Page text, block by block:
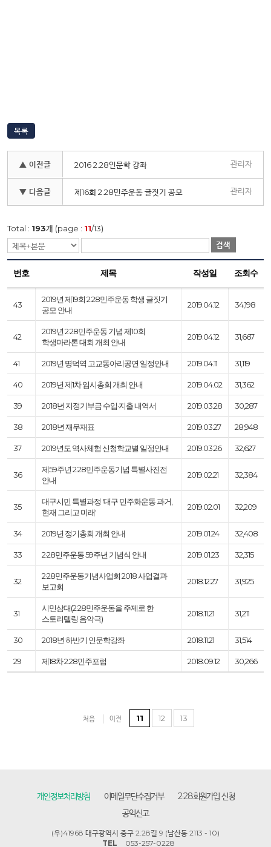
목록
▲ 이전글 2016 2.28인문학 강좌 관리자
▼ 다음글 제16회 2.28민주운동 글짓기 공모 관리자
Total : 193개 (page : 11/13)
검색
번호 제목 작성일 조회수
43
2019년 제19회 2·28민주운동 학생 글짓기
공모 안내
2019.04.12 34,198
42
2019년 2·28민주운동 기념 제10회
학생마라톤 대회 개최 안내
2019.04.12 31,667
41 2019년 명덕역 고교동아리공연 일정안내 2019.04.11 31,119
40 2019년 제1차 임시총회 개최 안내 2019.04.02 31,362
39 2018년 지정기부금 수입·지출 내역서 2019.03.28 30,287
38 2018년 재무재표 2019.03.27 28,948
37 2019년도 역사체험 신청학교별 일정안내 2019.03.26 32,627
36
제59주년 2·28민주운동기념 특별사진전
안내
2019.02.21 32,384
35
대구시민 특별과정 '대구 민주화운동 과거,
현재 그리고 미래'
2019.02.01 32,209
34 2019년 정기총회 개최 안내 2019.01.24 32,408
33 2·28민주운동 59주년 기념식 안내 2019.01.23 32,315
32
2·28 민주운동기념사업회 2018 사업결과
보고회
2018.12.27 31,925
31
시민삼대(2·28민주운동을 주제로 한
스토리텔링 음악극)
2018.11.21 31,211
30 2018년 하반기 인문학강좌 2018.11.21 31,514
29 제18차 2.28민주포럼 2018.09.12 30,266
처음 이전 11 12 13
개인정보처리방침 이메일무단수집거부
2·28회원가입 신청
공익신고
(우)41968 대구광역시 중구 2.28길 9 (남산동 2113 - 10)
TEL
053-257-0228